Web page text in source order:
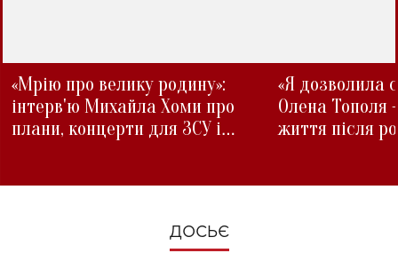
«Мрію про велику родину»:
інтерв'ю Михайла Хоми про
плани, концерти для ЗСУ і
«Я дозволила
Олена Тополя
життя після
ДОСЬЄ